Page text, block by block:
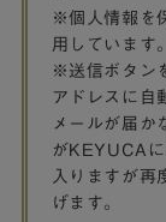
※個人情報を
用しています。
※送信ボタン
アドレスに自
メールが届か
がKEYUCA
入りますが再
げます。